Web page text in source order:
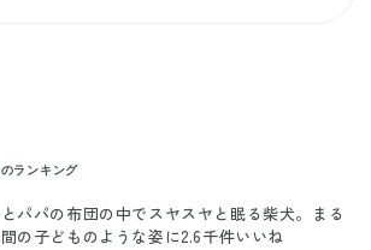
ランキング
パパの布団の中でスヤスヤと眠る柴犬。まる
の子どものような姿に2.6千件いいね